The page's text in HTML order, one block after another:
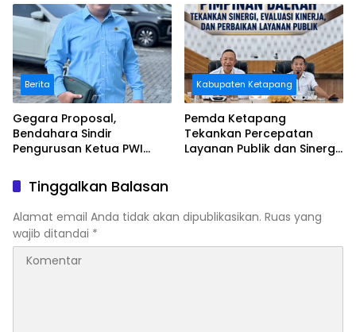
Bermasalah
Berita
Gegara Proposal,
Bendahara Sindir
Pengurusan Ketua PWI
Kabupaten Ketapang
Pemda Ketapang
Tekankan Percepatan
Layanan Publik dan Sinergi
Tinggalkan Balasan
Alamat email Anda tidak akan dipublikasikan. Ruas yang
wajib ditandai *